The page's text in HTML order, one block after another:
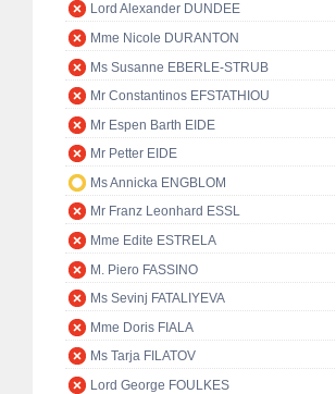
Lord Alexander DUNDEE
Mme Nicole DURANTON
Ms Susanne EBERLE-STRUB
Mr Constantinos EFSTATHIOU
Mr Espen Barth EIDE
Mr Petter EIDE
Ms Annicka ENGBLOM
Mr Franz Leonhard ESSL
Mme Edite ESTRELA
M. Piero FASSINO
Ms Sevinj FATALIYEVA
Mme Doris FIALA
Ms Tarja FILATOV
Lord George FOULKES